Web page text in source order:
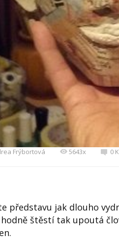
Frýbortová 5643x 0
představu jak dlouho
hodně štěstí tak upoutá